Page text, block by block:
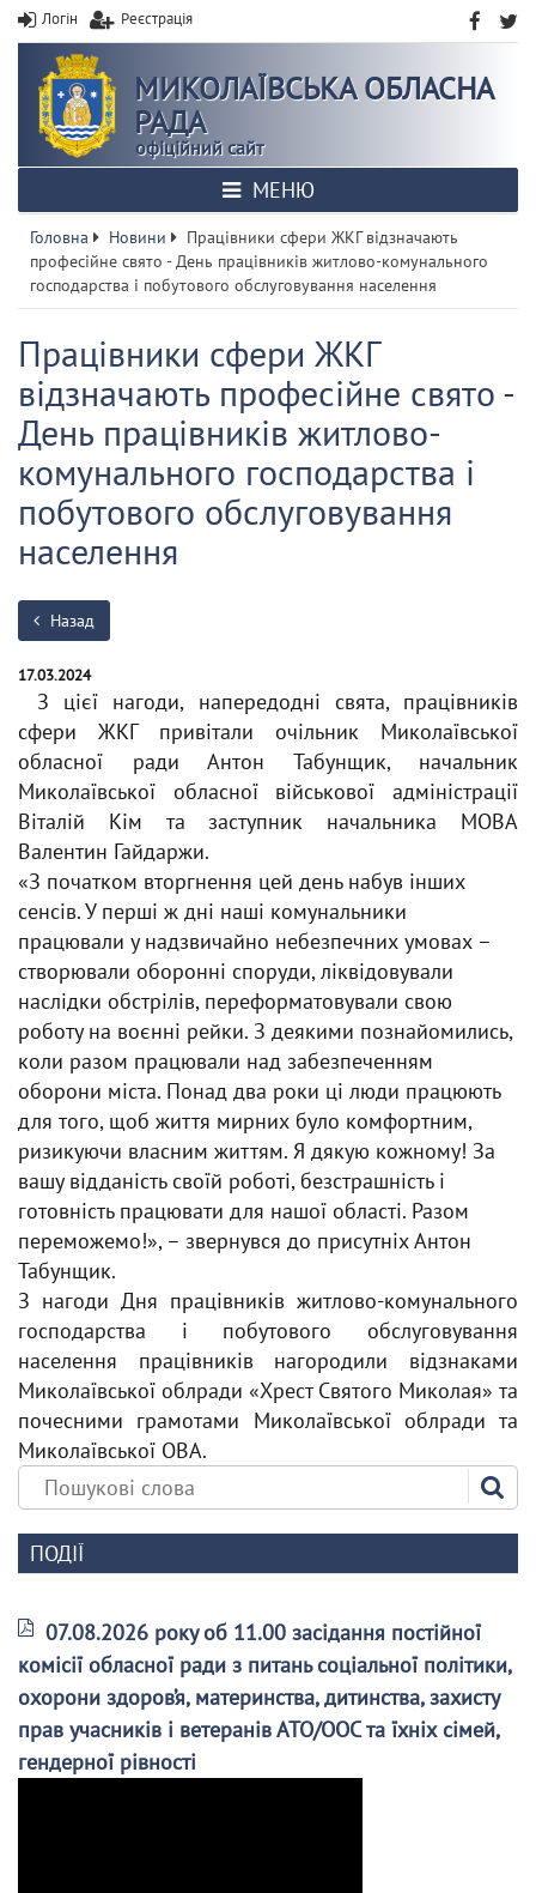
Логін Реєстрація
МИКОЛАЇВСЬКА ОБЛАСНА
РАДА
офіційний сайт
МЕНЮ
Головна Новини
Працівники сфери ЖКГ відзначають
професійне свято - День працівників житлово-комунального
господарства і побутового обслуговування населення
Працівники сфери ЖКГ
відзначають професійне свято -
День працівників житлово-
комунального господарства і
побутового обслуговування
населення
Назад
17.03.2024
З цієї нагоди, напередодні свята, працівників
сфери ЖКГ привітали очільник Миколаївської
обласної ради Антон Табунщик, начальник
Миколаївської обласної військової адміністрації
Віталій Кім та заступник начальника МОВА
Валентин Гайдаржи.
«З початком вторгнення цей день набув інших
сенсів. У перші ж дні наші комунальники
працювали у надзвичайно небезпечних умовах –
створювали оборонні споруди, ліквідовували
наслідки обстрілів, переформатовували свою
роботу на воєнні рейки. З деякими познайомились,
коли разом працювали над забезпеченням
оборони міста. Понад два роки ці люди працюють
для того, щоб життя мирних було комфортним,
ризикуючи власним життям. Я дякую кожному! За
вашу відданість своїй роботі, безстрашність і
готовність працювати для нашої області. Разом
переможемо!», – звернувся до присутніх Антон
Табунщик.
З нагоди Дня працівників житлово-комунального
господарства і побутового обслуговування
населення працівників нагородили відзнаками
Миколаївської облради «Хрест Святого Миколая» та
почесними грамотами Миколаївської облради та
Миколаївської ОВА.
ПОДІЇ
07.08.2026 року об 11.00 засідання постійної
комісії обласної ради з питань соціальної політики,
охорони здоров’я, материнства, дитинства, захисту
прав учасників і ветеранів АТО/ООС та їхніх сімей,
гендерної рівності